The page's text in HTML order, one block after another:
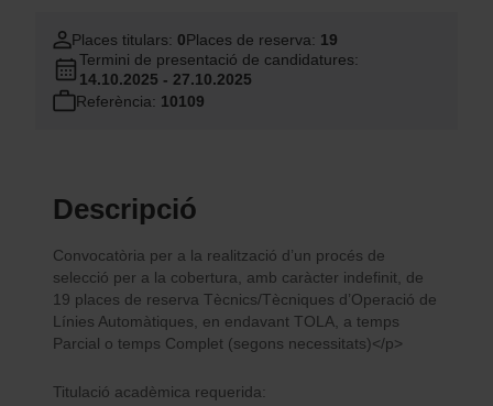
Places titulars: 0Places de reserva: 19
Termini de presentació de candidatures:
14.10.2025 - 27.10.2025
Referència: 10109
Descripció
Convocatòria per a la realització d’un procés de
selecció per a la cobertura, amb caràcter indefinit, de
19 places de reserva Tècnics/Tècniques d’Operació de
Línies Automàtiques, en endavant TOLA, a temps
Parcial o temps Complet (segons necessitats)</p>
Titulació acadèmica requerida: